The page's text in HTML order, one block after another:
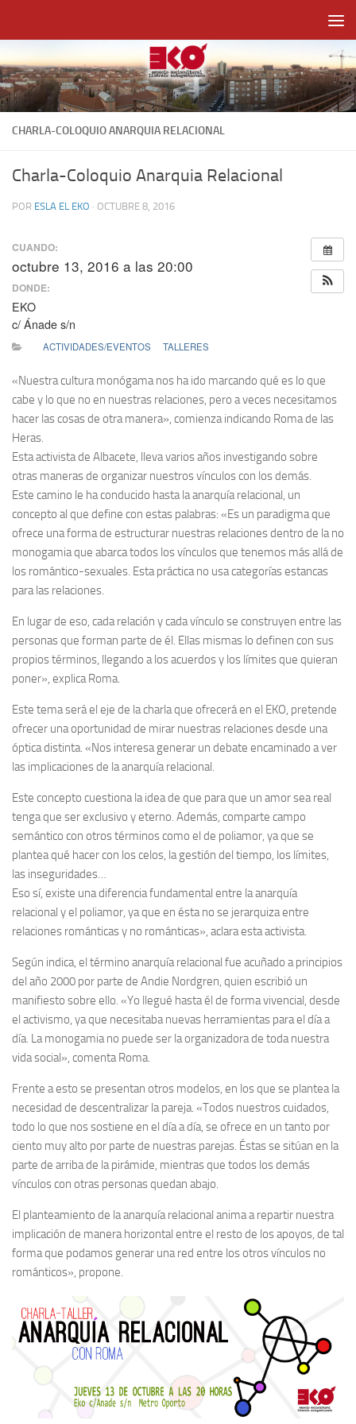
CHARLA-COLOQUIO ANARQUIA RELACIONAL
Charla-Coloquio Anarquia Relacional
POR ESLA EL EKO · OCTUBRE 8, 2016
CUANDO:
octubre 13, 2016 a las 20:00
DONDE:
EKO
c/ Ánade s/n
ACTIVIDADES/EVENTOS TALLERES
«Nuestra cultura monógama nos ha ido marcando qué es lo que
cabe y lo que no en nuestras relaciones, pero a veces necesitamos
hacer las cosas de otra manera», comienza indicando Roma de las
Heras.
Esta activista de Albacete, lleva varios años investigando sobre
otras maneras de organizar nuestros vínculos con los demás.
Este camino le ha conducido hasta la anarquía relacional, un
concepto al que define con estas palabras: «Es un paradigma que
ofrece una forma de estructurar nuestras relaciones dentro de la no
monogamia que abarca todos los vínculos que tenemos más allá de
los romántico-sexuales. Esta práctica no usa categorías estancas
para las relaciones.
En lugar de eso, cada relación y cada vínculo se construyen entre las
personas que forman parte de él. Ellas mismas lo definen con sus
propios términos, llegando a los acuerdos y los límites que quieran
poner», explica Roma.
Este tema será el eje de la charla que ofrecerá en el EKO, pretende
ofrecer una oportunidad de mirar nuestras relaciones desde una
óptica distinta. «Nos interesa generar un debate encaminado a ver
las implicaciones de la anarquía relacional.
Este concepto cuestiona la idea de que para que un amor sea real
tenga que ser exclusivo y eterno. Además, comparte campo
semántico con otros términos como el de poliamor, ya que se
plantea qué hacer con los celos, la gestión del tiempo, los límites,
las inseguridades…
Eso sí, existe una diferencia fundamental entre la anarquía
relacional y el poliamor, ya que en ésta no se jerarquiza entre
relaciones románticas y no románticas», aclara esta activista.
Según indica, el término anarquía relacional fue acuñado a principios
del año 2000 por parte de Andie Nordgren, quien escribió un
manifiesto sobre ello. «Yo llegué hasta él de forma vivencial, desde
el activismo, ya que necesitaba nuevas herramientas para el día a
día. La monogamia no puede ser la organizadora de toda nuestra
vida social», comenta Roma.
Frente a esto se presentan otros modelos, en los que se plantea la
necesidad de descentralizar la pareja. «Todos nuestros cuidados,
todo lo que nos sostiene en el día a día, se ofrece en un tanto por
ciento muy alto por parte de nuestras parejas. Éstas se sitúan en la
parte de arriba de la pirámide, mientras que todos los demás
vínculos con otras personas quedan abajo.
El planteamiento de la anarquía relacional anima a repartir nuestra
implicación de manera horizontal entre el resto de los apoyos, de tal
forma que podamos generar una red entre los otros vínculos no
románticos», propone.